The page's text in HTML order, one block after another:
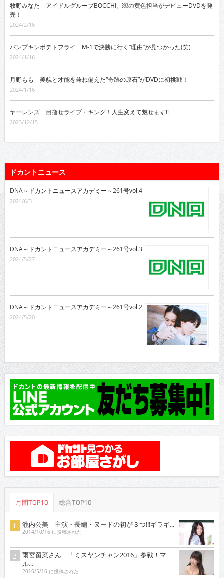
牧野みなた アイドルグループBOCCHI。￼の黄色担当がデビューDVDを発
売！
2024/2/16
パンプキンポテトフライ M-1で決勝に行く“理由”が見つかった(笑)
2024/1/16
月野もも 美貌と才能を兼ね備えた“奇跡の原石”がDVDに初挑戦！
2024/1/16
ヤーレンズ 目指せライブ・キング！人生変えて魅せます!!
2023/12/15
ドカントニュース
DNA～ドカントニュースアカデミー～261号vol.4
2024/6/3
DNA～ドカントニュースアカデミー～261号vol.3
2024/5/27
DNA～ドカントニュースアカデミー～261号vol.2
2024/5/20
月間TOP10 総合TOP10
瀧内公美 主演・長編・ヌードの初が３つ!!!ギラギ...
2014/10/16 に投稿された
雨宮留菜さん 「ミスヤンチャン2016」参戦！マ
ル...
2016/5/16 に投稿された